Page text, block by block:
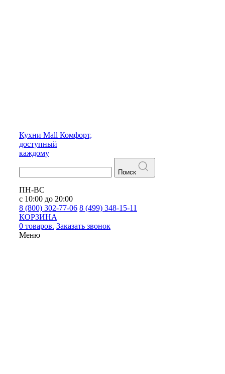
Кухни Mall Комфорт,
доступный
каждому
Поиск
ПН-ВС
с 10:00 до 20:00
8 (800) 302-77-06 8 (499) 348-15-11
КОРЗИНА
0 товаров. Заказать звонок
Меню